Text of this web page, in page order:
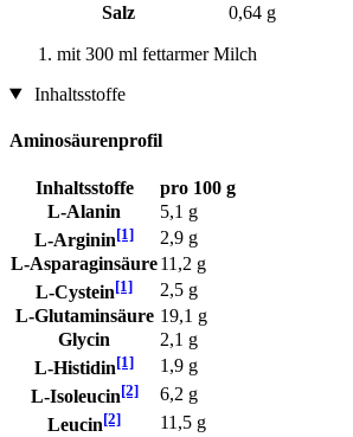
Salz
0,64 g
mit 300 ml fettarmer Milch
Inhaltsstoffe
Aminosäurenprofil
Inhaltsstoffe
pro 100 g
L-Alanin
5,1 g
L-Arginin[1]
2,9 g
L-Asparaginsäure11,2 g
L-Cystein[1]
2,5 g
L-Glutaminsäure 19,1 g
Glycin
2,1 g
L-Histidin[1]
1,9 g
L-Isoleucin[2]
6,2 g
Leucin[2]
11,5 g